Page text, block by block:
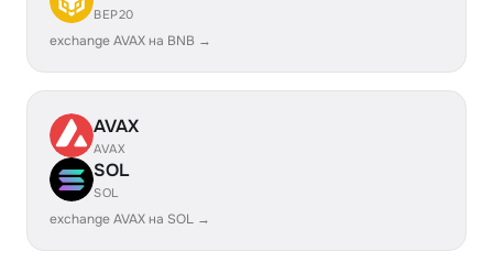
BEP20
exchange AVAX на BNB →
AVAX
AVAX
SOL
SOL
exchange AVAX на SOL →